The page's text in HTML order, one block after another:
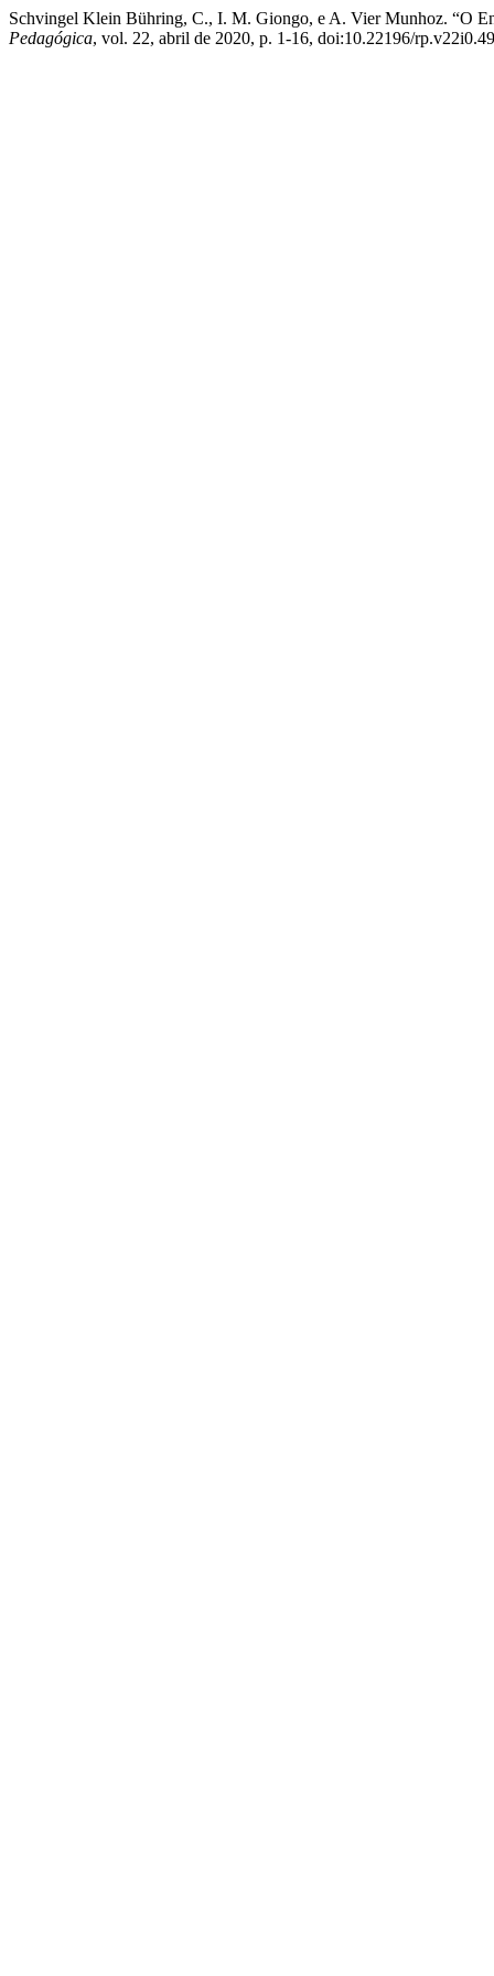
Schvingel Klein Bühring, C., I. M. Giongo, e A. Vier Munhoz. “O
Pedagógica, vol. 22, abril de 2020, p. 1-16, doi:10.22196/